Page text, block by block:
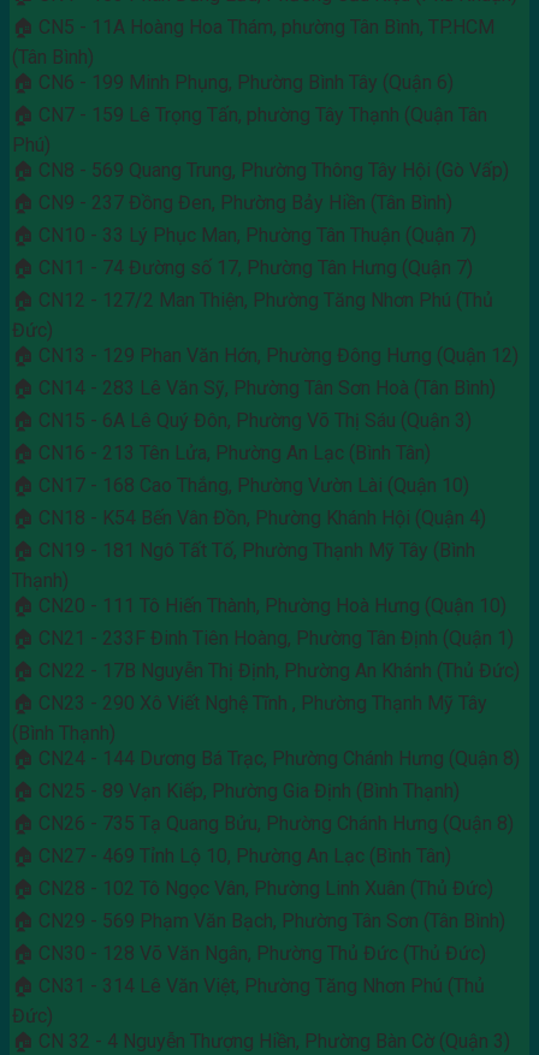
🏠 CN5 - 11A Hoàng Hoa Thám, phường Tân Bình, TP.HCM
(Tân Bình)
🏠 CN6 - 199 Minh Phụng, Phường Bình Tây (Quận 6)
🏠 CN7 - 159 Lê Trọng Tấn, phường Tây Thạnh (Quận Tân
Phú)
🏠 CN8 - 569 Quang Trung, Phường Thông Tây Hội (Gò Vấp)
🏠 CN9 - 237 Đồng Đen, Phường Bảy Hiền (Tân Bình)
🏠 CN10 - 33 Lý Phục Man, Phường Tân Thuận (Quận 7)
🏠 CN11 - 74 Đường số 17, Phường Tân Hưng (Quận 7)
🏠 CN12 - 127/2 Man Thiện, Phường Tăng Nhơn Phú (Thủ
Đức)
🏠 CN13 - 129 Phan Văn Hớn, Phường Đông Hưng (Quận 12)
🏠 CN14 - 283 Lê Văn Sỹ, Phường Tân Sơn Hoà (Tân Bình)
🏠 CN15 - 6A Lê Quý Đôn, Phường Võ Thị Sáu (Quận 3)
🏠 CN16 - 213 Tên Lửa, Phường An Lạc (Bình Tân)
🏠 CN17 - 168 Cao Thắng, Phường Vườn Lài (Quận 10)
🏠 CN18 - K54 Bến Vân Đồn, Phường Khánh Hội (Quận 4)
🏠 CN19 - 181 Ngô Tất Tố, Phường Thạnh Mỹ Tây (Bình
Thạnh)
🏠 CN20 - 111 Tô Hiến Thành, Phường Hoà Hưng (Quận 10)
🏠 CN21 - 233F Đinh Tiên Hoàng, Phường Tân Định (Quận 1)
🏠 CN22 - 17B Nguyễn Thị Định, Phường An Khánh (Thủ Đức)
🏠 CN23 - 290 Xô Viết Nghệ Tĩnh , Phường Thạnh Mỹ Tây
(Bình Thạnh)
🏠 CN24 - 144 Dương Bá Trạc, Phường Chánh Hưng (Quận 8)
🏠 CN25 - 89 Vạn Kiếp, Phường Gia Định (Bình Thạnh)
🏠 CN26 - 735 Tạ Quang Bửu, Phường Chánh Hưng (Quận 8)
🏠 CN27 - 469 Tỉnh Lộ 10, Phường An Lạc (Bình Tân)
🏠 CN28 - 102 Tô Ngọc Vân, Phường Linh Xuân (Thủ Đức)
🏠 CN29 - 569 Phạm Văn Bạch, Phường Tân Sơn (Tân Bình)
🏠 CN30 - 128 Võ Văn Ngân, Phường Thủ Đức (Thủ Đức)
🏠 CN31 - 314 Lê Văn Việt, Phường Tăng Nhơn Phú (Thủ
Đức)
🏠 CN 32 - 4 Nguyễn Thượng Hiền, Phường Bàn Cờ (Quận 3)